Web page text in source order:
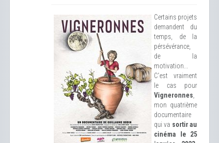
Certains projets
demandent du
temps, de la
pérsévérance,
de la
motivation...
C'est vraiment
le cas pour
Vigneronnes
mon quatrième
documentaire
qui va sortir au
cinéma le 25